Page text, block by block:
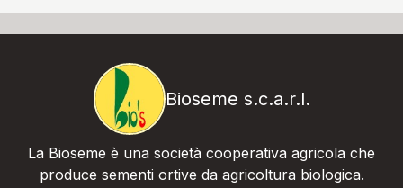
Bioseme s.c.a.r.l.
La Bioseme è una società cooperativa agricola che
produce sementi ortive da agricoltura biologica.